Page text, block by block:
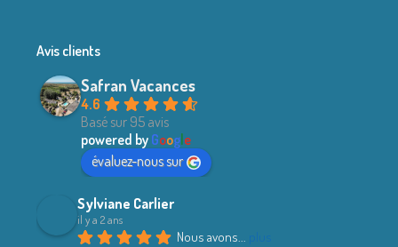
Avis clients
Safran Vacances
4.6
Basé sur 95 avis
powered by Googl e
évaluez-nous sur
Sylviane Carlier
il y a 2 ans
Nous avons... plus